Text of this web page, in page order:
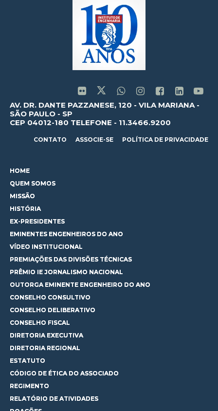
AV. DR. DANTE PAZZANESE, 120 - VILA MARIANA -
SÃO PAULO - SP
CEP 04012-180 TELEFONE - 11.3466.9200
CONTATO ASSOCIE-SE POLÍTICA DE PRIVACIDADE
HOME
QUEM SOMOS
MISSÃO
HISTÓRIA
EX-PRESIDENTES
EMINENTES ENGENHEIROS DO ANO
VÍDEO INSTITUCIONAL
PREMIAÇÕES DAS DIVISÕES TÉCNICAS
PRÊMIO IE JORNALISMO NACIONAL
OUTORGA EMINENTE ENGENHEIRO DO ANO
CONSELHO CONSULTIVO
CONSELHO DELIBERATIVO
CONSELHO FISCAL
DIRETORIA EXECUTIVA
DIRETORIA REGIONAL
ESTATUTO
CÓDIGO DE ÉTICA DO ASSOCIADO
REGIMENTO
RELATÓRIO DE ATIVIDADES